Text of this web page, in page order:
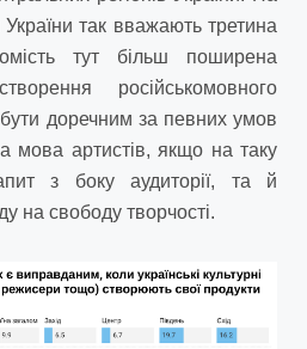
України так вважають третина
тут більш поширена
російськомовного
доречним за певних умов
мова артистів, якщо на таку
з боку аудиторії, та й
на свободу творчості.